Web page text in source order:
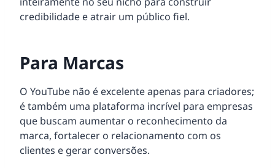
credibilidade e atrair um público fiel.
Para Marcas
O YouTube não é excelente apenas para criadores;
é também uma plataforma incrível para empresas
que buscam aumentar o reconhecimento da
marca, fortalecer o relacionamento com os
clientes e gerar conversões.